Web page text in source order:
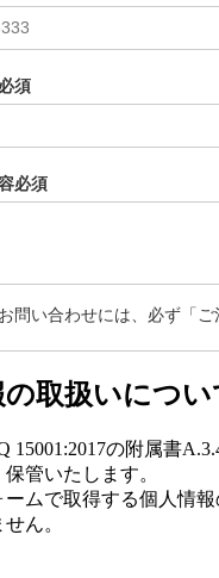
必須
必須
問い合わせには、必ず「